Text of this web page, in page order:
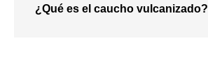
¿Qué es el caucho vulcanizado?